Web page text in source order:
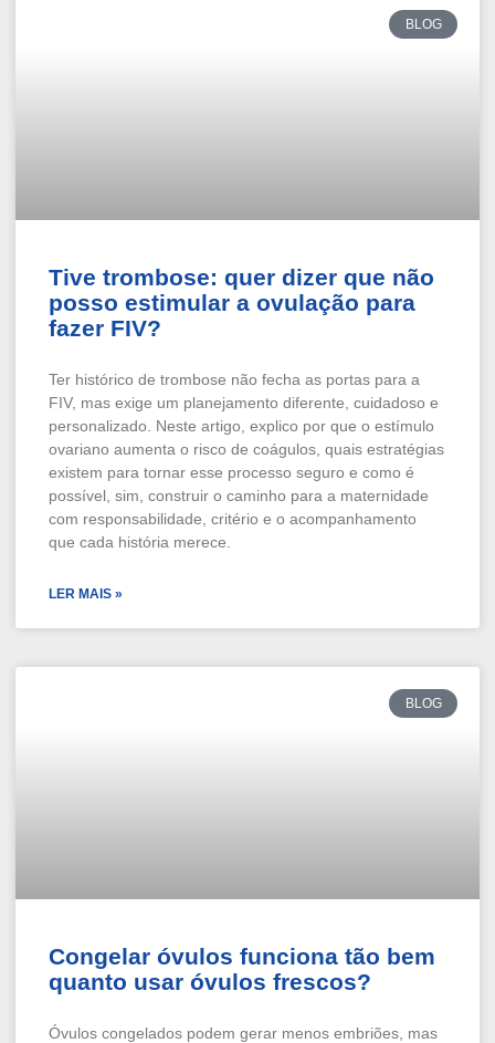
BLOG
Tive trombose: quer dizer que não
posso estimular a ovulação para
fazer FIV?
Ter histórico de trombose não fecha as portas para a
FIV, mas exige um planejamento diferente, cuidadoso e
personalizado. Neste artigo, explico por que o estímulo
ovariano aumenta o risco de coágulos, quais estratégias
existem para tornar esse processo seguro e como é
possível, sim, construir o caminho para a maternidade
com responsabilidade, critério e o acompanhamento
que cada história merece.
LER MAIS »
BLOG
Congelar óvulos funciona tão bem
quanto usar óvulos frescos?
Óvulos congelados podem gerar menos embriões, mas